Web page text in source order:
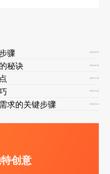
骤 2026-08-05
秘诀 2026-08-03
2026-07-30
2026-07-29
求的关键步骤 2026-07-26
创意